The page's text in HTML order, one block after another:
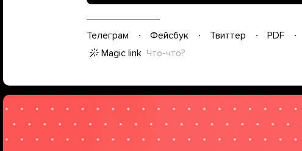
Телеграм Фейсбук Твиттер PDF
Magic link Что-что?